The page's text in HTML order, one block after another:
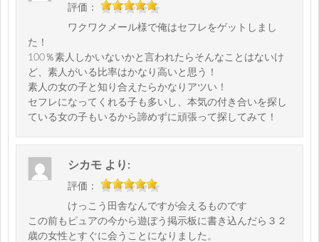
評価：
ワクワクメール様で俺はセフレをゲットしまし
た！
100％素人しかいないかと言われたらそんなことはないけ
ど、素人がいる比率はかなり高いと思う！
素人の女の子と知り合えたらかなりアツい！
セフレになってくれる子も多いし、本気の付き合いを探し
ている女の子もいるから諦めずに頑張って探してみて！
シカモ より:
評価：
けっこう田舎なんですが会えるものです
この前もピュアの今から遊ぼう掲示板に書き込んだら３２
歳の女性とすぐに会うことになりました。